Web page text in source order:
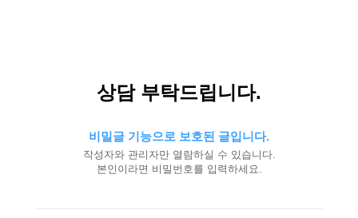
상담 부탁드립니다.
비밀글 기능으로 보호된 글입니다.
작성자와 관리자만 열람하실 수 있습니다.
본인이라면 비밀번호를 입력하세요.